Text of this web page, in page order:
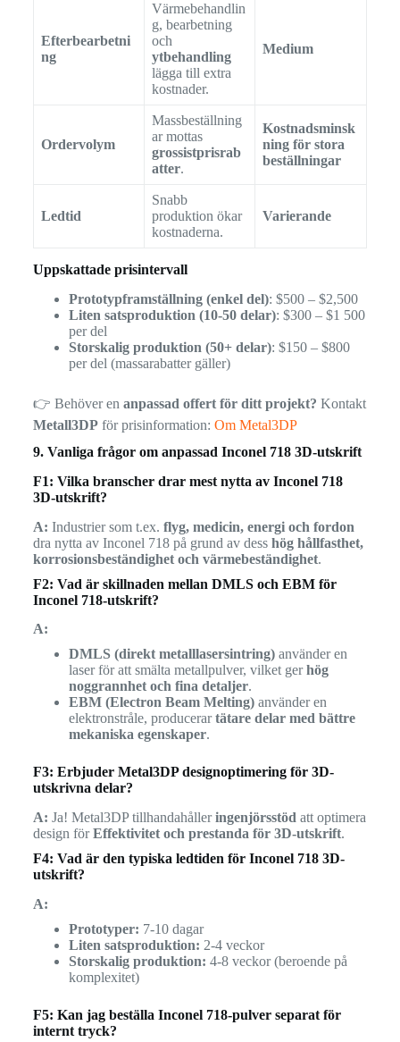
Efterbearbetni
ng
Värmebehandlin
g, bearbetning
och
ytbehandling
lägga till extra
kostnader.
Medium
Ordervolym
Massbeställning
ar mottas
grossistprisrab
atter.
Kostnadsminsk
ning för stora
beställningar
Ledtid
Snabb
produktion ökar
kostnaderna.
Varierande
Uppskattade prisintervall
Prototypframställning (enkel del): $500 – $2,500
Liten satsproduktion (10-50 delar): $300 – $1 500
per del
Storskalig produktion (50+ delar): $150 – $800
per del (massarabatter gäller)
👉 Behöver en anpassad offert för ditt projekt? Kontakt
Metall3DPför prisinformation: Om Metal3DP
9. Vanliga frågor om anpassad Inconel 718 3D-utskrift
F1: Vilka branscher drar mest nytta av Inconel 718
3D-utskrift?
A: Industrier som t.ex. flyg, medicin, energi och fordon
dra nytta av Inconel 718 på grund av dess hög hållfasthet,
korrosionsbeständighet och värmebeständighet.
F2: Vad är skillnaden mellan DMLS och EBM för
Inconel 718-utskrift?
A:
DMLS (direkt metalllasersintring)använder en
laser för att smälta metallpulver, vilket gerhög
noggrannhet och fina detaljer.
EBM (Electron Beam Melting)använder en
elektronstråle, producerartätare delar med bättre
mekaniska egenskaper.
F3: Erbjuder Metal3DP designoptimering för 3D-
utskrivna delar?
A: Ja! Metal3DP tillhandahålleringenjörsstöd att optimera
design förEffektivitet och prestanda för 3D-utskrift.
F4: Vad är den typiska ledtiden för Inconel 718 3D-
utskrift?
A:
Prototyper: 7-10 dagar
Liten satsproduktion: 2-4 veckor
Storskalig produktion: 4-8 veckor (beroende på
komplexitet)
F5: Kan jag beställa Inconel 718-pulver separat för
internt tryck?